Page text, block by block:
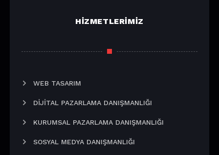
HIZMETLERIMIZ
WEB TASARIM
DIJITAL PAZARLAMA DANIŞMANLIĞI
KURUMSAL PAZARLAMA DANIŞMANLIĞI
SOSYAL MEDYA DANIŞMANLIĞI